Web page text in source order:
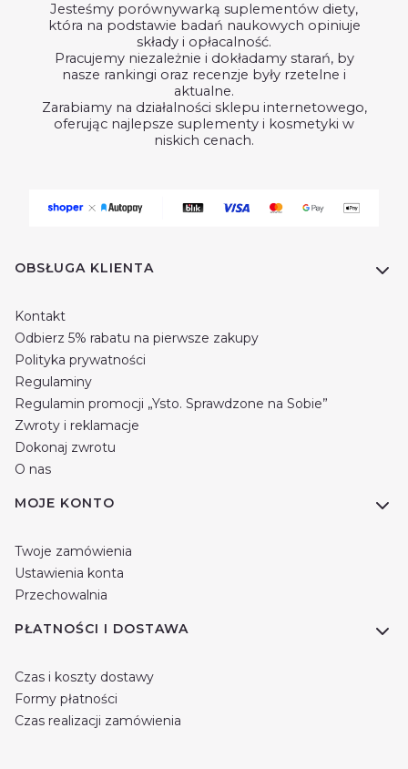
Jesteśmy porównywarką suplementów diety,
która na podstawie badań naukowych opiniuje
składy i opłacalność.
Pracujemy niezależnie i dokładamy starań, by
nasze rankingi oraz recenzje były rzetelne i
aktualne.
Zarabiamy na działalności sklepu internetowego,
oferując najlepsze suplementy i kosmetyki w
niskich cenach.
Linki w stopce
OBSŁUGA KLIENTA
Kontakt
Odbierz 5% rabatu na pierwsze zakupy
Polityka prywatności
Regulaminy
Regulamin promocji „Ysto. Sprawdzone na Sobie”
Zwroty i reklamacje
Dokonaj zwrotu
O nas
MOJE KONTO
Twoje zamówienia
Ustawienia konta
Przechowalnia
PŁATNOŚCI I DOSTAWA
Czas i koszty dostawy
Formy płatności
Czas realizacji zamówienia